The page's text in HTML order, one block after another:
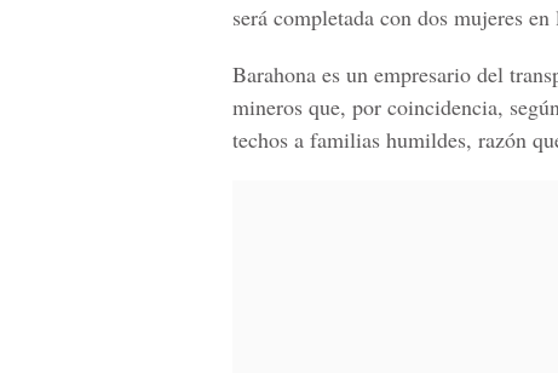
será completada con dos mujeres
Barahona es un empresario del
mineros que, por coincidencia,
techos a familias humildes, razón